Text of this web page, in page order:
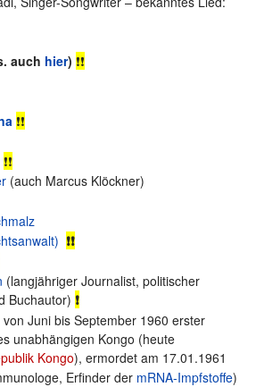
auch hier) ❗❗
❗❗
❗❗
(auch Marcus Klöckner)
❗❗
(langjähriger Journalist, politischer
Buchautor) ❗
von Juni bis September 1960 erster
unabhängigen Kongo (heute
Kongo), ermordet am 17.01.1961
Erfinder der mRNA-Impfstoffe)